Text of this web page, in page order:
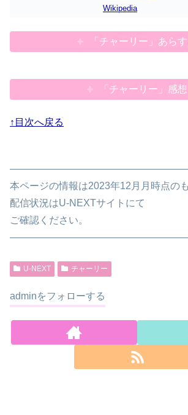
Wikipedia
「チャーリー」あら
「チャーリー」感想
↑目次へ戻る
本ページの情報は2023年12月月時点の
配信状況はU-NEXTサイトにて
ご確認ください。
U-NEXT チャーリー
adminをフォローする